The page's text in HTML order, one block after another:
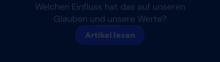
Welchen Einfluss hat das auf unseren
Glauben und unsere Werte?
Artikel lesen